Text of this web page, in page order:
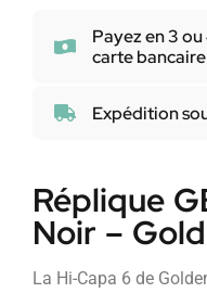
Payez en 3
carte
Expédition
Réplique
Noir –
La Hi-Capa 6 de